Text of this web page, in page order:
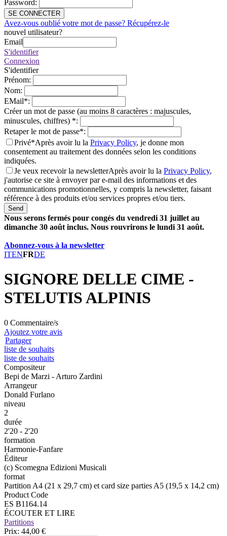
Password:
SE CONNECTER
Avez-vous oublié votre mot de passe? Récupérez-le
nouvel utilisateur?
Email
S'identifier
Connexion
S'identifier
Prénom:
Nom:
EMail*:
Créer un mot de passe (au moins 8 caractères : majuscules,
minuscules, chiffres) *:
Retaper le mot de passe*:
Privé*Après avoir lu la Privacy Policy, je donne mon
consentement au traitement des données selon les conditions
indiquées.
Je veux recevoir la newsletterAprès avoir lu la Privacy Policy,
j'autorise ce site à envoyer par e-mail des informations et des
communications promotionnelles, y compris la newsletter, faisant
référence à des produits et/ou services propres et/ou tiers.
Send
Nous serons fermés pour congés du vendredi 31 juillet au
dimanche 30 août inclus. Nous rouvrirons le lundi 31 août.
Abonnez-vous à la newsletter
ITENFRDE
SIGNORE DELLE CIME -
STELUTIS ALPINIS
0 Commentaire/s
Ajoutez votre avis
Partager
liste de souhaits
liste de souhaits
Compositeur
Bepi de Marzi - Arturo Zardini
Arrangeur
Donald Furlano
niveau
2
durée
2'20 - 2'20
formation
Harmonie-Fanfare
Éditeur
(c) Scomegna Edizioni Musicali
format
Partition A4 (21 x 29,7 cm) et card size parties A5 (19,5 x 14,2 cm)
Product Code
ES B1164.14
ÉCOUTER ET LIRE
Partitions
Prix: 44,00 €